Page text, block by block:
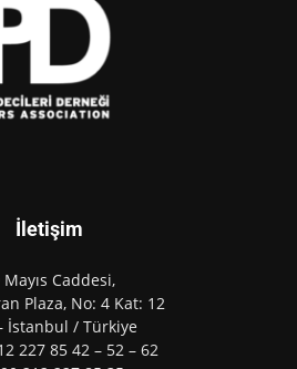
İletişim
Mayıs Caddesi,
Plaza, No: 4 Kat: 12
İstanbul / Türkiye
227 85 42 – 52 – 62